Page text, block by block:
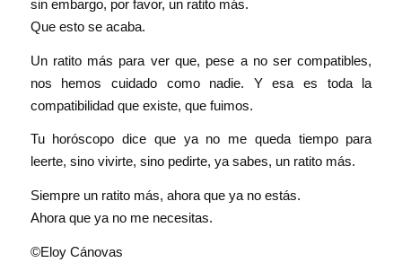
sin embargo, por favor, un ratito más.
Que esto se acaba.
Un ratito más para ver que, pese a no ser compatibles,
nos hemos cuidado como nadie. Y esa es toda la
compatibilidad que existe, que fuimos.
Tu horóscopo dice que ya no me queda tiempo para
leerte, sino vivirte, sino pedirte, ya sabes, un ratito más.
Siempre un ratito más, ahora que ya no estás.
Ahora que ya no me necesitas.
©Eloy Cánovas